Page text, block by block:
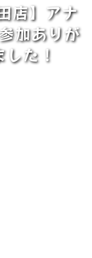
店】アナ
加ありが
た！